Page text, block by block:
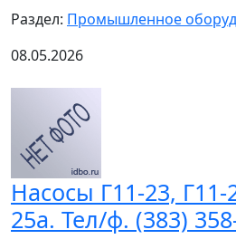
Раздел: Промышленное
08.05.2026
Насосы Г11-23,
25а. Тел/ф. (383)